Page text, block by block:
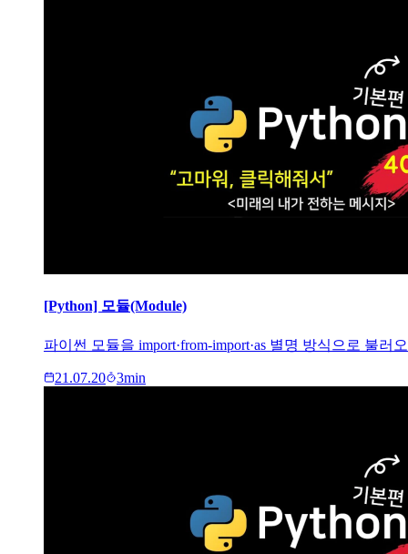
[Python] 모듈(Module)
파이썬 모듈을 import·from-import·as 별명 방식으로 불
21.07.20 3min